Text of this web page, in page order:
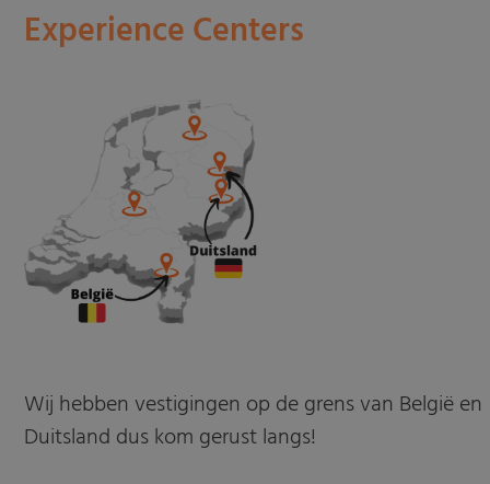
Experience Centers
Wij hebben vestigingen op de grens van België en
Duitsland dus kom gerust langs!